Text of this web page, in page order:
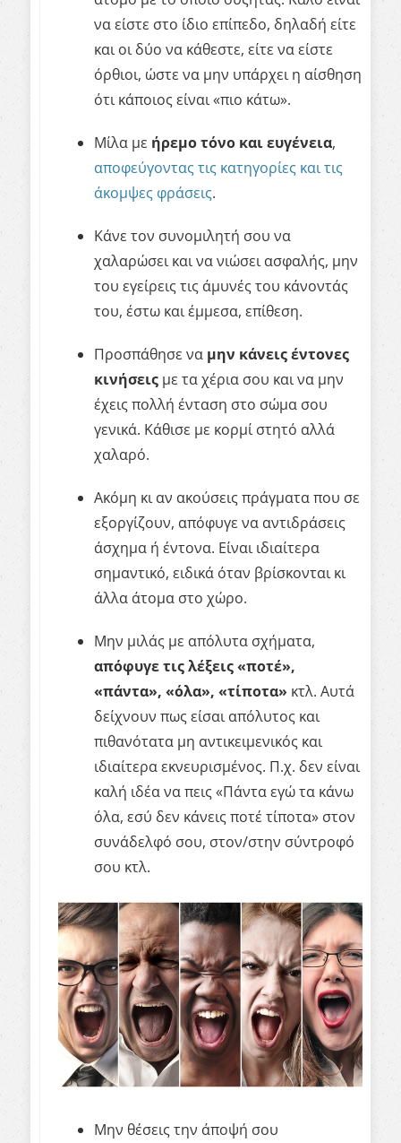
να είστε στο ίδιο επίπεδο, δηλαδή είτε
και οι δύο να κάθεστε, είτε να είστε
όρθιοι, ώστε να μην υπάρχει η αίσθηση
ότι κάποιος είναι «πιο κάτω».
Μίλα με ήρεμο τόνο και ευγένεια,
αποφεύγοντας τις κατηγορίες και τις
άκομψες φράσεις.
Κάνε τον συνομιλητή σου να
χαλαρώσει και να νιώσει ασφαλής, μην
του εγείρεις τις άμυνές του κάνοντάς
του, έστω και έμμεσα, επίθεση.
Προσπάθησε να μην κάνεις έντονες
κινήσεις με τα χέρια σου και να μην
έχεις πολλή ένταση στο σώμα σου
γενικά. Κάθισε με κορμί στητό αλλά
χαλαρό.
Ακόμη κι αν ακούσεις πράγματα που σε
εξοργίζουν, απόφυγε να αντιδράσεις
άσχημα ή έντονα. Είναι ιδιαίτερα
σημαντικό, ειδικά όταν βρίσκονται κι
άλλα άτομα στο χώρο.
Μην μιλάς με απόλυτα σχήματα,
απόφυγε τις λέξεις «ποτέ»,
«πάντα», «όλα», «τίποτα» κτλ. Αυτά
δείχνουν πως είσαι απόλυτος και
πιθανότατα μη αντικειμενικός και
ιδιαίτερα εκνευρισμένος. Π.χ. δεν είναι
καλή ιδέα να πεις «Πάντα εγώ τα κάνω
όλα, εσύ δεν κάνεις ποτέ τίποτα» στον
συνάδελφό σου, στον/στην σύντροφό
σου κτλ.
Μην θέσεις την άποψή σου